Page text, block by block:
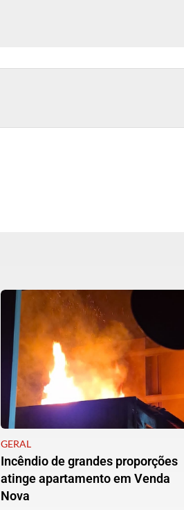
GERAL
Incêndio de grandes proporções
atinge apartamento em Venda
Nova